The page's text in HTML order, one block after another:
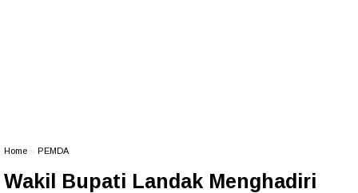
Home PEMDA
Wakil Bupati Landak Menghadiri